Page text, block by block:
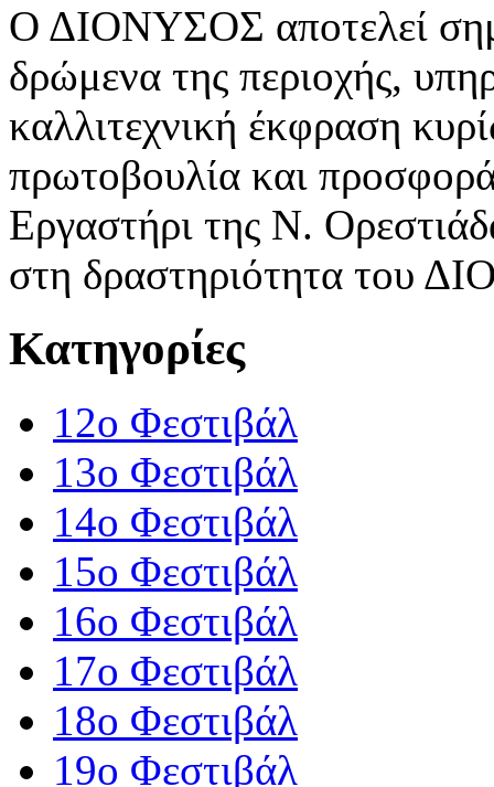
Ο ΔΙΟΝΥΣΟΣ αποτελεί
δρώμενα της περιοχής,
καλλιτεχνική έκφραση
πρωτοβουλία και
Εργαστήρι της Ν.
στη δραστηριότητα του
Κατηγορίες
12o Φεστιβάλ
13ο Φεστιβάλ
14ο Φεστιβάλ
15ο Φεστιβάλ
16ο Φεστιβάλ
17ο Φεστιβάλ
18ο Φεστιβάλ
19ο Φεστιβάλ